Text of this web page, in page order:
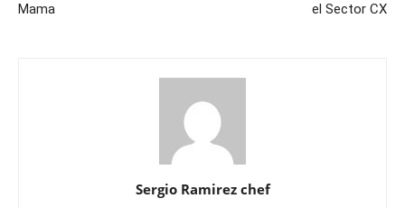
Mama
el Sector CX
Sergio Ramirez chef